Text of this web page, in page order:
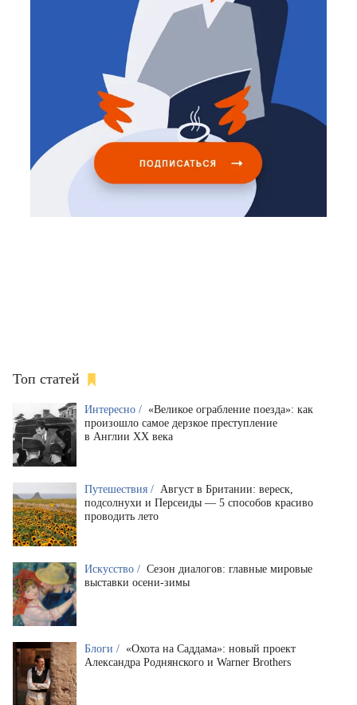
Топ статей
Интересно / «Великое ограбление поезда»: как
произошло самое дерзкое преступление
в Англии XX века
Путешествия / Август в Британии: вереск,
подсолнухи и Персеиды — 5 способов красиво
проводить лето
Искусство / Сезон диалогов: главные мировые
выставки осени-зимы
Блоги / «Охота на Саддама»: новый проект
Александра Роднянского и Warner Brothers